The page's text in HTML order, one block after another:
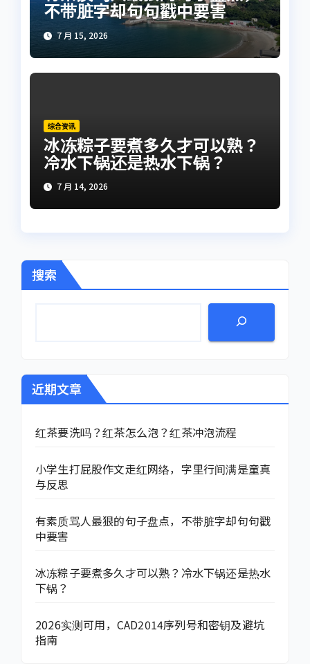
不带脏字却句句戳中要害
7 月 15, 2026
综合资讯
冰冻粽子要煮多久才可以熟？
冷水下锅还是热水下锅？
7 月 14, 2026
搜索
近期文章
红茶要洗吗？红茶怎么泡？红茶冲泡流程
小学生打屁股作文走红网络，字里行间满是童真
与反思
有素质骂人最狠的句子盘点，不带脏字却句句戳
中要害
冰冻粽子要煮多久才可以熟？冷水下锅还是热水
下锅？
2026实测可用，CAD2014序列号和密钥及避坑
指南